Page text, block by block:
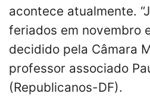
acontece atualmente.
feriados em novembro
decidido pela Câmara
professor associado
(Republicanos-DF).